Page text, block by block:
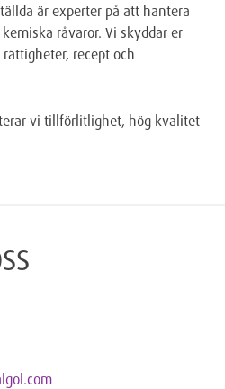
är experter på att hantera
råvaror. Vi skyddar er
recept och
vi tillförlitlighet, hög kvalitet